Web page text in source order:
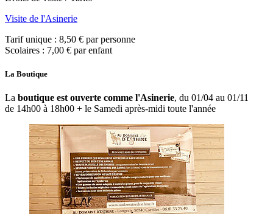
Visite de l'Asinerie
Tarif unique : 8,50 € par personne
Scolaires : 7,00 € par enfant
La Boutique
La boutique est ouverte comme l'Asinerie, du 01/04 au 01/11
de 14h00 à 18h00 + le Samedi après-midi toute l'année